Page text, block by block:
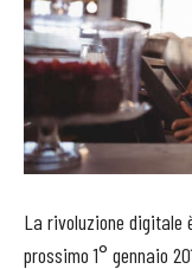
La rivoluzione digitale
prossimo 1° gennaio